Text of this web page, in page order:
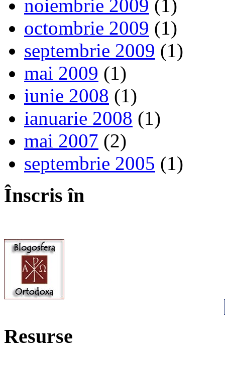
noiembrie 2009 (1)
octombrie 2009 (1)
septembrie 2009 (1)
mai 2009 (1)
iunie 2008 (1)
ianuarie 2008 (1)
mai 2007 (2)
septembrie 2005 (1)
Înscris în
Resurse